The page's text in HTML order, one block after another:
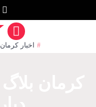
اخبار کرمان